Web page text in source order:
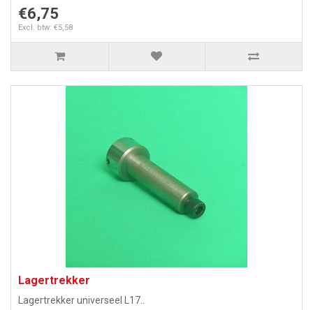
€6,75
Excl. btw: €5,58
Lagertrekker
Lagertrekker universeel L17..